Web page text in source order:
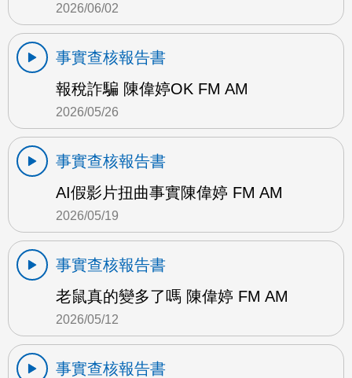
2026/06/02
事實查核報告書
報稅詐騙 陳偉婷OK FM AM
2026/05/26
事實查核報告書
AI假影片扭曲事實陳偉婷 FM AM
2026/05/19
事實查核報告書
老鼠真的變多了嗎 陳偉婷 FM AM
2026/05/12
事實查核報告書